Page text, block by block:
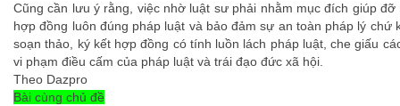
Cũng cần lưu ý rằng, việc nhờ luật sư phải nhằm mục đích giúp
hợp đồng luôn đúng pháp luật và bảo đảm sự an toàn pháp lý chứ
soạn thảo, ký kết hợp đồng có tính luồn lách pháp luật, che giấu
vi phạm điều cấm của pháp luật và trái đạo đức xã hội.
Theo Dazpro
Bài cùng chủ đề